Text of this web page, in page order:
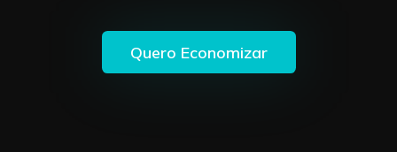
Quero Economizar